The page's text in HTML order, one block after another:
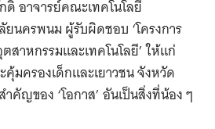
อาจารย์คณะเทคโนโลยี
นครพนม ผู้รับผิดชอบ ‘โครงการ
าหกรรมและเทคโนโลยี’ ให้แก่
มครองเด็กและเยาวชน จังหวัด
คัญของ ‘โอกาส’ อันเป็นสิ่งที่น้อง ๆ